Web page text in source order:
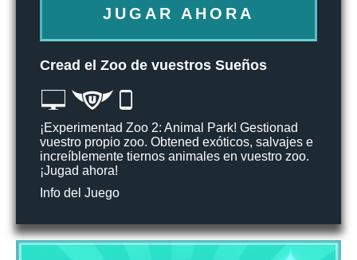
JUGAR AHORA
Cread el Zoo de vuestros Sueños
¡Experimentad Zoo 2: Animal Park! Gestionad
vuestro propio zoo. Obtened exóticos, salvajes e
increíblemente tiernos animales en vuestro zoo.
¡Jugad ahora!
Info del Juego